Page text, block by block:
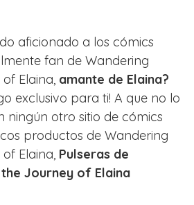
aficionado a los cómics
fan de Wandering
Elaina, amante de Elaina?
exclusivo para ti! A que no lo
ningún otro sitio de cómics
productos de Wandering
Elaina, Pulseras de
Journey of Elaina